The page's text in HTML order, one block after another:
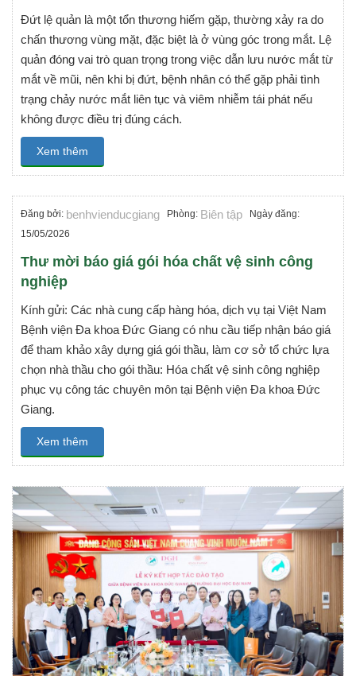
Đứt lệ quản là một tổn thương hiếm gặp, thường xảy ra do
chấn thương vùng mặt, đặc biệt là ở vùng góc trong mắt. Lệ
quản đóng vai trò quan trọng trong việc dẫn lưu nước mắt từ
mắt về mũi, nên khi bị đứt, bệnh nhân có thể gặp phải tình
trạng chảy nước mắt liên tục và viêm nhiễm tái phát nếu
không được điều trị đúng cách.
Xem thêm
Đăng bởi: benhvienducgiang Phòng: Biên tập Ngày đăng:
15/05/2026
Thư mời báo giá gói hóa chất vệ sinh công
nghiệp
Kính gửi: Các nhà cung cấp hàng hóa, dịch vụ tại Việt Nam
Bệnh viện Đa khoa Đức Giang có nhu cầu tiếp nhận báo giá
để tham khảo xây dựng giá gói thầu, làm cơ sở tổ chức lựa
chọn nhà thầu cho gói thầu: Hóa chất vệ sinh công nghiệp
phục vụ công tác chuyên môn tại Bệnh viện Đa khoa Đức
Giang.
Xem thêm